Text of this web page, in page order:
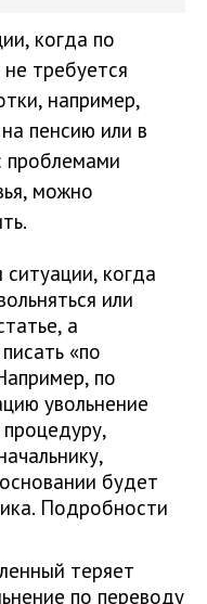
когда по
не требуется
например,
пенсию или в
проблемами
можно
ситуации, когда
или
а
«по
по
увольнение
будет
Подробности
теряет
по переводу